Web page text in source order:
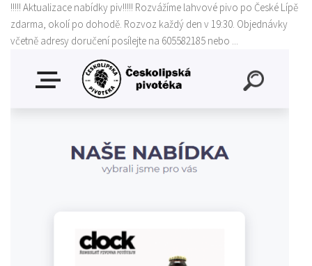
!!!!! Aktualizace nabídky piv!!!!! Rozvážíme lahvové pivo po České Lípě
zdarma, okolí po dohodě. Rozvoz každý den v 19:30. Objednávky
včetně adresy doručení posílejte na 605582185 nebo ...